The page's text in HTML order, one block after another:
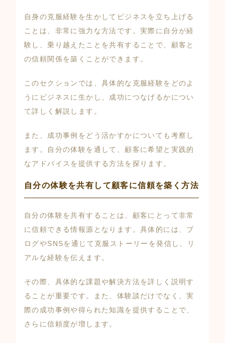
自身の克服経験を生かしてビジネスを立ち上げる
ことは、非常に強力な方法です。実際に自分が経
験し、乗り越えたことを共有することで、顧客と
の信頼関係を築くことができます。
このセクションでは、具体的な克服経験をどのよ
うにビジネスに生かし、成功につなげるかについ
て詳しく解説します。
また、成功事例をどう活かすかについても考察し
ます。自分の体験を通して、顧客に希望と実践的
なアドバイスを提供する方法を探ります。
自分の体験を共有して顧客に信頼を築く方法
自分の体験を共有することは、顧客にとって非常
に信頼できる情報源となります。具体的には、ブ
ログやSNSを通じて克服ストーリーを発信し、リ
アルな経験を伝えます。
その際、具体的な課題や解決方法を詳しく説明す
ることが重要です。また、体験談だけでなく、実
際の成功事例や得られた知識を提供することで、
さらに信頼度が増します。